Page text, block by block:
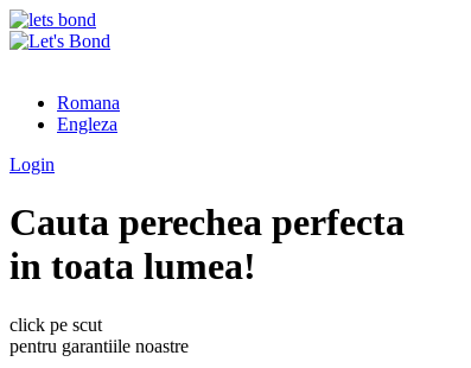
Romana
Engleza
Login
Cauta perechea perfecta
in toata lumea!
click pe scut
pentru garantiile noastre